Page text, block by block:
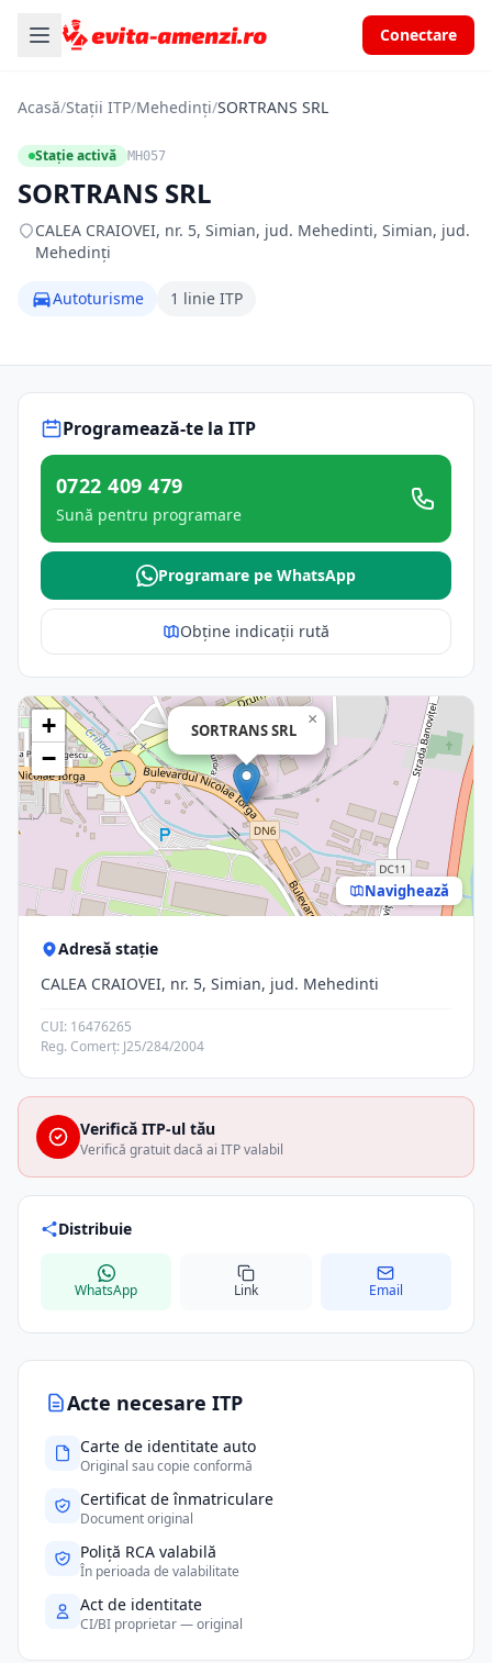
Conectare
Acasă/Stații ITP/Mehedinți/SORTRANS SRL
Stație activă MH057
SORTRANS SRL
CALEA CRAIOVEI, nr. 5, Simian, jud. Mehedinti, Simian, jud.
Mehedinți
Autoturisme 1 linie ITP
Acte necesare ITP
Carte de identitate auto
Original sau copie conformă
Certificat de înmatriculare
Document original
Poliță RCA valabilă
În perioada de valabilitate
Act de identitate
CI/BI proprietar — original
Programează-te la ITP
0722 409 479
Sună pentru programare
Programare pe WhatsApp
Obține indicații rută
SORTRANS SRL
×
+
−
Navighează
Adresă stație
CALEA CRAIOVEI, nr. 5, Simian, jud. Mehedinti
CUI: 16476265
Reg. Comerț: J25/284/2004
Verifică ITP-ul tău
Verifică gratuit dacă ai ITP valabil
Distribuie
WhatsApp Link Email